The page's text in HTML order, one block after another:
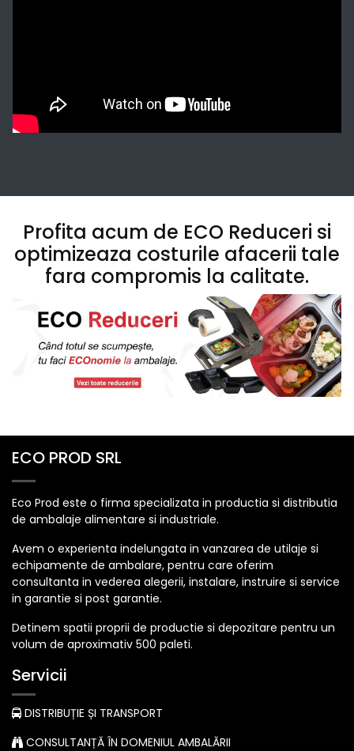
Profita acum de ECO Reduceri si
optimizeaza costurile afacerii tale
fara compromis la calitate.
ECO PROD SRL
Eco Prod este o firma specializata in productia si distributia
de ambalaje alimentare si industriale.
Avem o experienta indelungata in vanzarea de utilaje si
echipamente de ambalare, pentru care oferim
consultanta in vederea alegerii, instalare, instruire si service
in garantie si post garantie.
Detinem spatii proprii de productie si depozitare pentru un
volum de aproximativ 500 paleti.
Servicii
DISTRIBUȚIE ȘI TRANSPORT
CONSULTANȚĂ ÎN DOMENIUL AMBALĂRII